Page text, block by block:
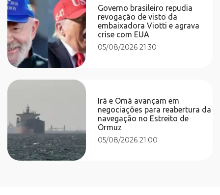
Governo brasileiro repudia
revogação de visto da
embaixadora Viotti e agrava
crise com EUA
05/08/2026 21:30
Irã e Omã avançam em
negociações para reabertura da
navegação no Estreito de
Ormuz
05/08/2026 21:00